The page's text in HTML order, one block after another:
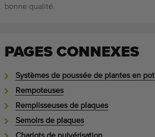
bonne qualité.
PAGES CONNEXES
Systèmes de poussée de plantes en pot
Rempoteuses
Remplisseuses de plaques
Semoirs de plaques